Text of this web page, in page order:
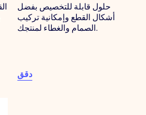
حلول قابلة للتخصيص بفضل
أشكال القطع وإمكانية تركيب
الصمام والغطاء لمنتجك.
دقق